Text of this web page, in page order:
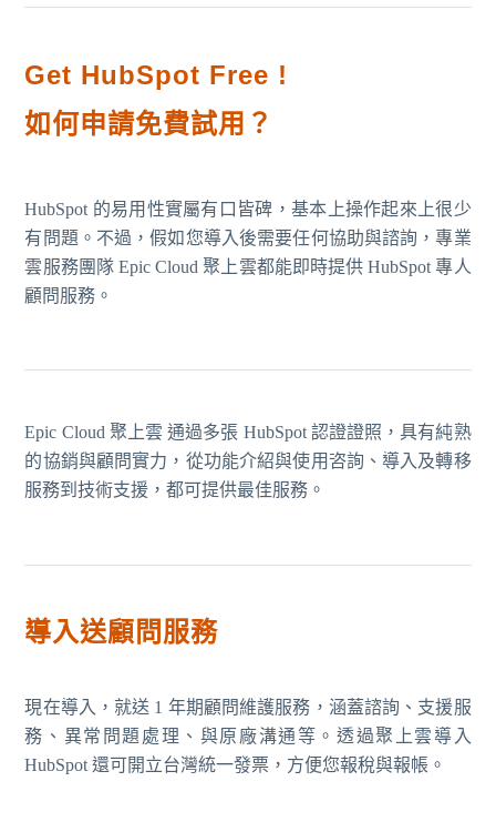
Get HubSpot Free !
如何申請免費試用？
HubSpot 的易用性實屬有口皆碑，基本上操作起來上很少
有問題。不過，假如您導入後需要任何協助與諮詢，專業
雲服務團隊 Epic Cloud 聚上雲都能即時提供 HubSpot 專人
顧問服務。
Epic Cloud 聚上雲 通過多張 HubSpot 認證證照，具有純熟
的協銷與顧問實力，從功能介紹與使用咨詢、導入及轉移
服務到技術支援，都可提供最佳服務。
導入送顧問服務
現在導入，就送 1 年期顧問維護服務，涵蓋諮詢、支援服
務、異常問題處理、與原廠溝通等。透過聚上雲導入
HubSpot 還可開立台灣統一發票，方便您報稅與報帳。